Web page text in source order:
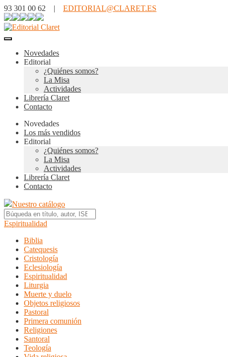
93 301 00 62 | EDITORIAL@CLARET.ES
Novedades
Editorial
¿Quiénes somos?
La Misa
Actividades
Librería Claret
Contacto
Novedades
Los más vendidos
Editorial
¿Quiénes somos?
La Misa
Actividades
Librería Claret
Contacto
Nuestro catálogo
Espiritualidad
Biblia
Catequesis
Cristología
Eclesiología
Espiritualidad
Liturgia
Muerte y duelo
Objetos religiosos
Pastoral
Primera comunión
Religiones
Santoral
Teología